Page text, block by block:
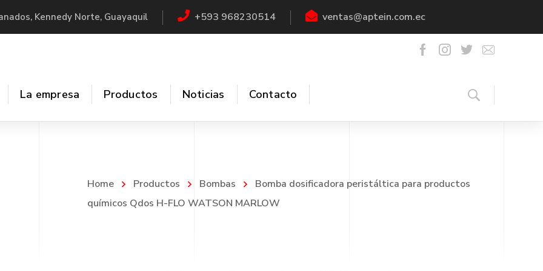
Kennedy Norte, Guayaquil +593 968230514 ventas@aptein.com.ec
La empresa Productos
Válvulas
Noticias Contacto
Home Productos Bombas
Bomba dosificadora peristáltica para productos
químicos Qdos H-FLO WATSON MARLOW